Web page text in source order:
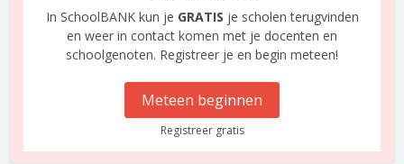
In SchoolBANK kun je GRATIS je scholen terugvinden
en weer in contact komen met je docenten en
schoolgenoten. Registreer je en begin meteen!
Meteen beginnen
Registreer gratis